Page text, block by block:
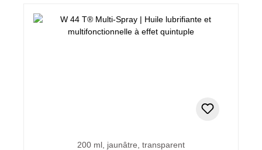
200 ml, jaunâtre, transparent